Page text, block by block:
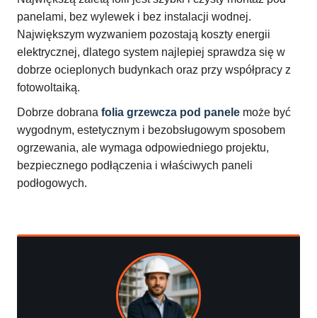
panelami, bez wylewek i bez instalacji wodnej.
Największym wyzwaniem pozostają koszty energii
elektrycznej, dlatego system najlepiej sprawdza się w
dobrze ocieplonych budynkach oraz przy współpracy z
fotowoltaiką.
Dobrze dobrana folia grzewcza pod panele może być
wygodnym, estetycznym i bezobsługowym sposobem
ogrzewania, ale wymaga odpowiedniego projektu,
bezpiecznego podłączenia i właściwych paneli
podłogowych.